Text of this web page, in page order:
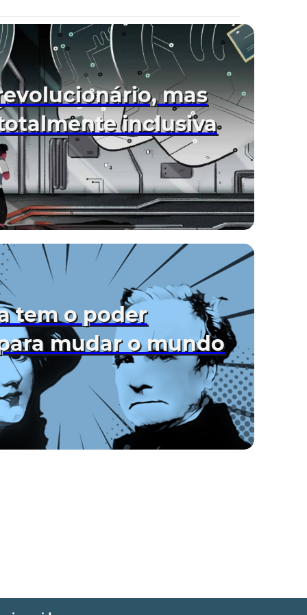
mas
inclusiva
tem o poder
mudar o mundo